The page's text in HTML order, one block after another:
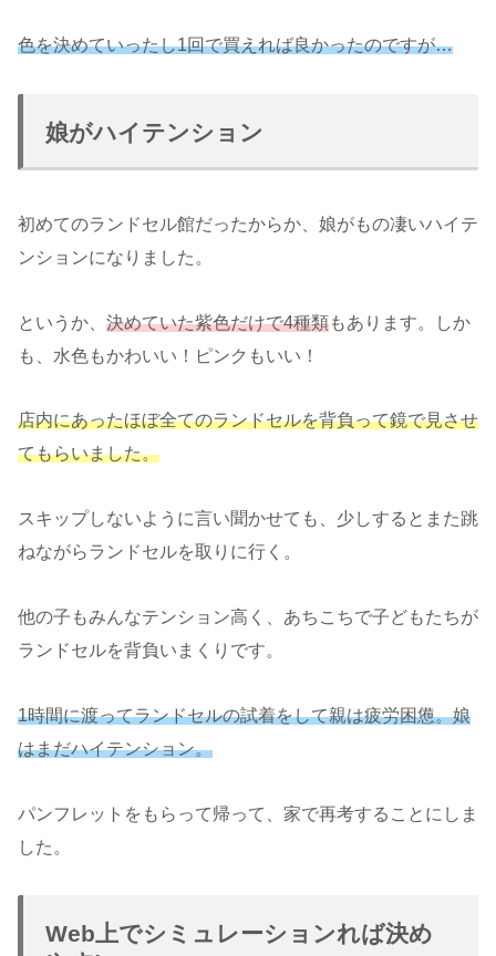
色を決めていったし1回で買えれば良かったのですが…
娘がハイテンション
初めてのランドセル館だったからか、娘がもの凄いハイテ
ンションになりました。
というか、 決めていた紫色だけで4種類もあります。しか
も、水色もかわいい！ピンクもいい！
店内にあったほぼ全てのランドセルを背負って鏡で見させ
てもらいました。
スキップしないように言い聞かせても、少しするとまた跳
ねながらランドセルを取りに行く。
他の子もみんなテンション高く、あちこちで子どもたちが
ランドセルを背負いまくりです。
1時間に渡ってランドセルの試着をして親は疲労困憊。娘
はまだハイテンション。
パンフレットをもらって帰って、家で再考することにしま
した。
Web上でシミュレーションれば決め